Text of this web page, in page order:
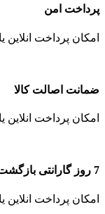
پرداخت امن
امکان پرداخت
ضمانت اصالت کالا
امکان پرداخت
7 روز گارانتی بازگشت وجه
امکان پرداخت